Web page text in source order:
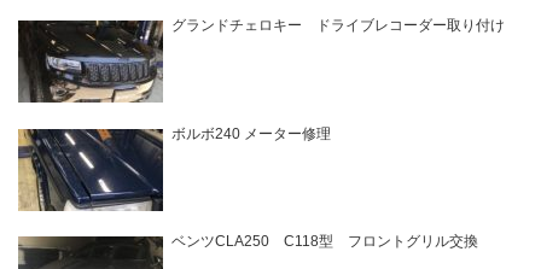
グランドチェロキー ドライブレコーダー取り付け
ボルボ240 メーター修理
ベンツCLA250 C118型 フロントグリル交換